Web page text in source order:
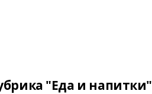
"Еда и напитки"